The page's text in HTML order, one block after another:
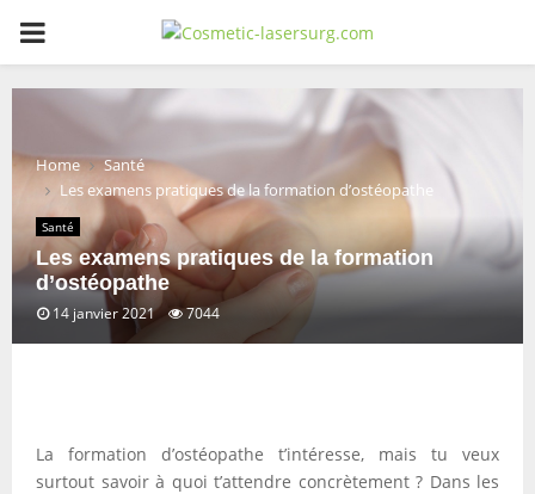
PRIMARY
MENU
Home
Santé
Les examens pratiques de la formation d’ostéopathe
Santé
Les examens pratiques de la formation
d’ostéopathe
14 janvier 2021 7044
La formation d’ostéopathe t’intéresse, mais tu veux
surtout savoir à quoi t’attendre concrètement ? Dans les